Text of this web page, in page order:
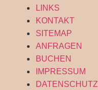
LINKS
KONTAKT
SITEMAP
ANFRAGEN
BUCHEN
IMPRESSUM
DATENSCHUTZ